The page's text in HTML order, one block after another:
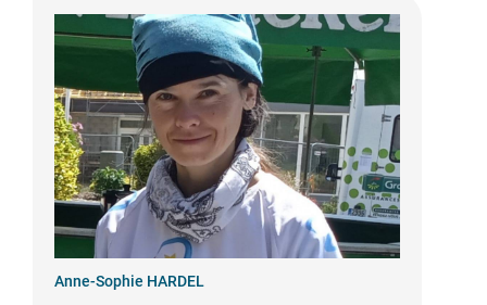
Anne-Sophie HARDEL